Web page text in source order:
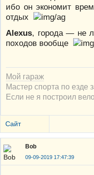
ибо он экономит
отдых
Alexus, города — не
походов вообще
Мой гараж
Мастер спорта по езде
Если не я построил
Сайт
Bob
09-09-2019 17:47:39